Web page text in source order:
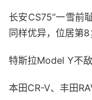
长安CS75“一雪前
同样优异，位居第8
特斯拉Model Y不
本田CR-V、丰田